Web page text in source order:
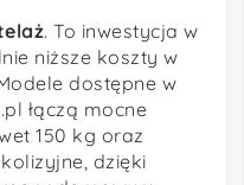
. To inwestycja w
niższe koszty w
dostępne w
łączą mocne
150 kg oraz
dzięki